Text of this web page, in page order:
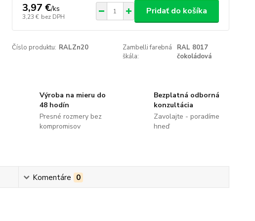
3,97 €/ks
3,23 € bez DPH
Pridať do košíka
Číslo produktu: RALZn20
Zambelli farebná
škála:
RAL 8017
čokoládová
Výroba na mieru do
48 hodín
Presné rozmery bez
kompromisov
Bezplatná odborná
konzultácia
Zavolajte - poradíme
hneď
Komentáre 0